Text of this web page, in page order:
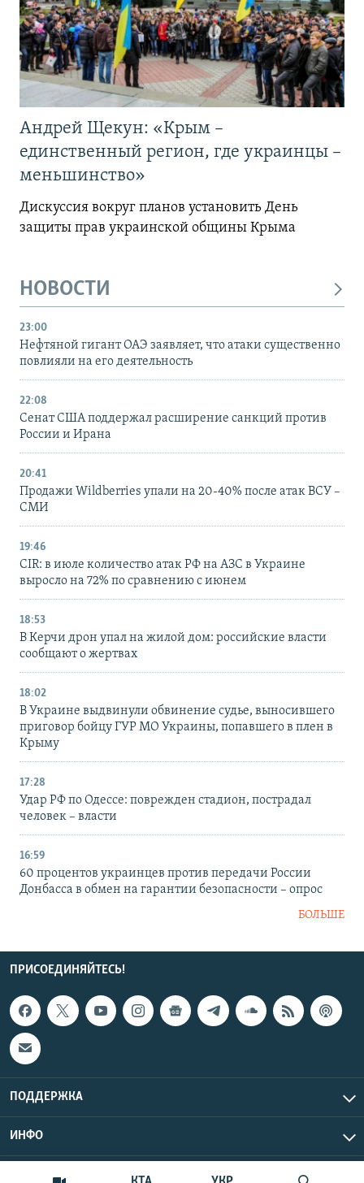
Андрей Щекун: «Крым –
единственный регион, где украинцы –
меньшинство»
Дискуссия вокруг планов установить День
защиты прав украинской общины Крыма
НОВОСТИ
23:00
Нефтяной гигант ОАЭ заявляет, что атаки существенно
повлияли на его деятельность
22:08
Сенат США поддержал расширение санкций против
России и Ирана
20:41
Продажи Wildberries упали на 20-40% после атак ВСУ –
СМИ
19:46
CIR: в июле количество атак РФ на АЗС в Украине
выросло на 72% по сравнению с июнем
18:53
В Керчи дрон упал на жилой дом: российские власти
сообщают о жертвах
18:02
В Украине выдвинули обвинение судье, выносившего
приговор бойцу ГУР МО Украины, попавшего в плен в
Крыму
17:28
Удар РФ по Одессе: поврежден стадион, пострадал
человек – власти
16:59
60 процентов украинцев против передачи России
Донбасса в обмен на гарантии безопасности – опрос
БОЛЬШЕ
ПРИСОЕДИНЯЙТЕСЬ!
ПОДДЕРЖКА
ИНФО
Copyright Крым.Реалии, 2026 | Все права защищены.
UTC+3